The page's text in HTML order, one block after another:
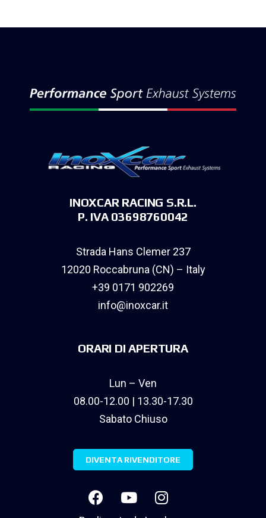
INOXCAR RACING S.R.L.
P. IVA 03698760042
Strada Hans Clemer 237
12020 Roccabruna (CN) – Italy
+39 0171 902269
info@inoxcar.it
ORARI DI APERTURA
Lun – Ven
08.00-12.00 | 13.30-17.30
Sabato Chiuso
DIVENTA RIVENDITORE